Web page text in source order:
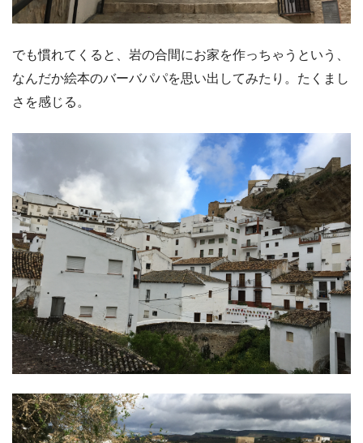
でも慣れてくると、岩の合間にお家を作っちゃうという、
なんだか絵本のバーバパパを思い出してみたり。たくまし
さを感じる。